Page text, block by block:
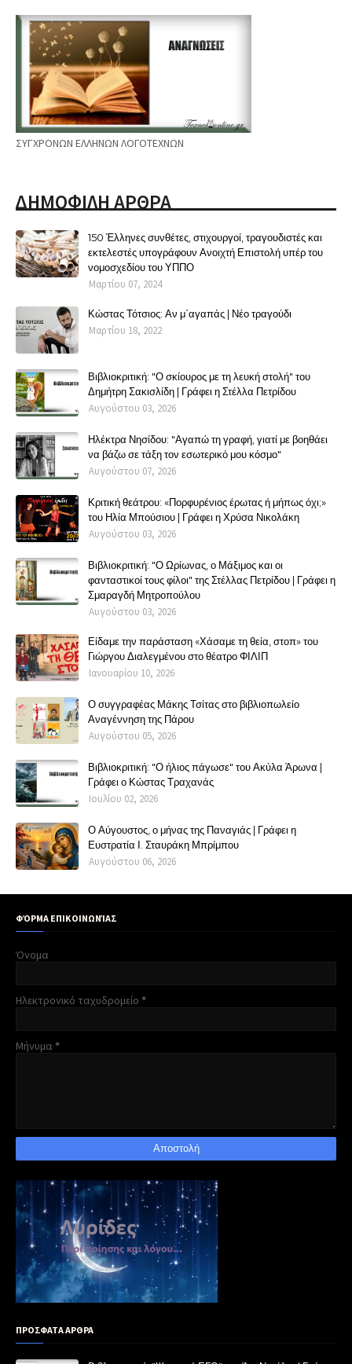
ΣΥΓΧΡΟΝΩΝ ΕΛΛΗΝΩΝ ΛΟΓΟΤΕΧΝΩΝ
ΔΗΜΟΦΙΛΗ ΑΡΘΡΑ
150 Έλληνες συνθέτες, στιχουργοί, τραγουδιστές και
εκτελεστές υπογράφουν Ανοιχτή Επιστολή υπέρ του
νομοσχεδίου του ΥΠΠΟ
Μαρτίου 07, 2024
Κώστας Τότσιος: Αν μ΄αγαπάς | Νέο τραγούδι
Μαρτίου 18, 2022
Βιβλιοκριτική: "Ο σκίουρος με τη λευκή στολή" του
Δημήτρη Σακισλίδη | Γράφει η Στέλλα Πετρίδου
Αυγούστου 03, 2026
Ηλέκτρα Νησίδου: "Αγαπώ τη γραφή, γιατί με βοηθάει
να βάζω σε τάξη τον εσωτερικό μου κόσμο"
Αυγούστου 07, 2026
Κριτική θεάτρου: «Πορφυρένιος έρωτας ή μήπως όχι;»
του Ηλία Μπούσιου | Γράφει η Χρύσα Νικολάκη
Αυγούστου 03, 2026
Βιβλιοκριτική: "Ο Ωρίωνας, ο Μάξιμος και οι
φανταστικοί τους φίλοι" της Στέλλας Πετρίδου | Γράφει η
Σμαραγδή Μητροπούλου
Αυγούστου 03, 2026
Είδαμε την παράσταση «Χάσαμε τη θεία, στοπ» του
Γιώργου Διαλεγμένου στο θέατρο ΦΙΛΙΠ
Ιανουαρίου 10, 2026
Ο συγγραφέας Μάκης Τσίτας στο βιβλιοπωλείο
Αναγέννηση της Πάρου
Αυγούστου 05, 2026
Βιβλιοκριτική: "Ο ήλιος πάγωσε" του Ακύλα Άρωνα |
Γράφει ο Κώστας Τραχανάς
Ιουλίου 02, 2026
Ο Αύγουστος, ο μήνας της Παναγιάς | Γράφει η
Ευστρατία Ι. Σταυράκη Μπρίμπου
Αυγούστου 06, 2026
ΦΌΡΜΑ ΕΠΙΚΟΙΝΩΝΊΑΣ
Όνομα
Ηλεκτρονικό ταχυδρομείο *
Μήνυμα *
ΠΡΟΣΦΑΤΑ ΑΡΘΡΑ